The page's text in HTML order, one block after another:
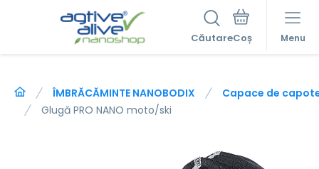
Căutare Menu
ÎMBRĂCĂMINTE NANOBODIX
Capace de
Glugă PRO NANO moto/ski